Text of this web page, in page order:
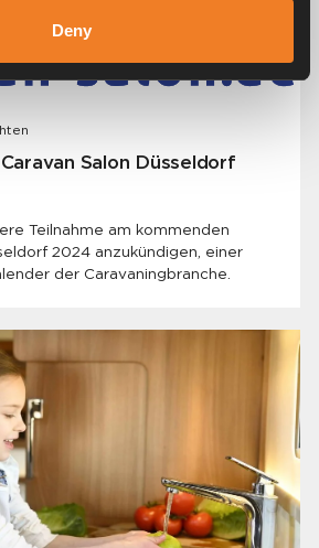
Deny
Salon Düsseldorf
Teilnahme am kommenden
2024 anzukündigen, einer
der Caravaningbranche.